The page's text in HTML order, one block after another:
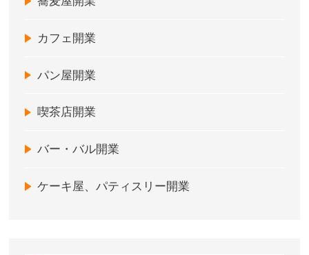
カフェ開業
パン屋開業
喫茶店開業
バー・バル開業
ケーキ屋、パティスリー開業